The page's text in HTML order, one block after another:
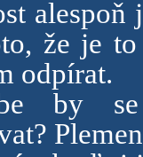
že je
odpírat.
by